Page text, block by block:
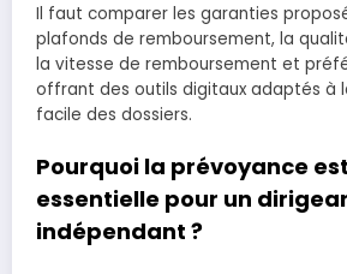
Il faut comparer les garanties
plafonds de remboursement, la
la vitesse de remboursement et
offrant des outils digitaux adaptés à
facile des dossiers.
Pourquoi la prévoyance
essentielle pour un
indépendant ?